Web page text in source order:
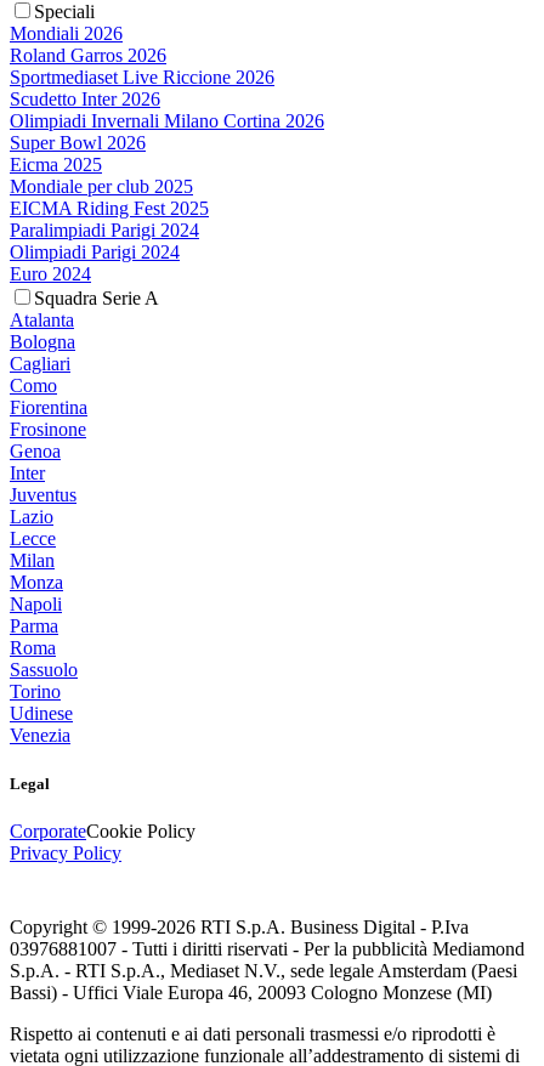
Speciali
Mondiali 2026
Roland Garros 2026
Sportmediaset Live Riccione 2026
Scudetto Inter 2026
Olimpiadi Invernali Milano Cortina 2026
Super Bowl 2026
Eicma 2025
Mondiale per club 2025
EICMA Riding Fest 2025
Paralimpiadi Parigi 2024
Olimpiadi Parigi 2024
Euro 2024
Squadra Serie A
Atalanta
Bologna
Cagliari
Como
Fiorentina
Frosinone
Genoa
Inter
Juventus
Lazio
Lecce
Milan
Monza
Napoli
Parma
Roma
Sassuolo
Torino
Udinese
Venezia
Legal
CorporateCookie Policy
Privacy Policy
Copyright © 1999-2026 RTI S.p.A. Business Digital - P.Iva
03976881007 - Tutti i diritti riservati - Per la pubblicità Mediamond
S.p.A. - RTI S.p.A., Mediaset N.V., sede legale Amsterdam (Paesi
Bassi) - Uffici Viale Europa 46, 20093 Cologno Monzese (MI)
Rispetto ai contenuti e ai dati personali trasmessi e/o riprodotti è
vietata ogni utilizzazione funzionale all’addestramento di sistemi di